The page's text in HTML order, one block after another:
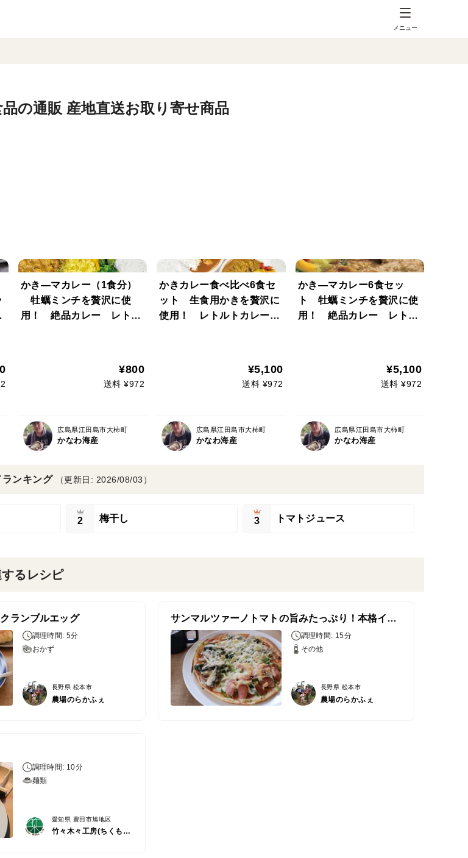
メニュー
の通販 産地直送お取り寄せ商品
かき―マカレー（1食分）
牡蠣ミンチを贅沢に使
用！ 絶品カレー レトル
¥800
送料 ¥972
広島県江田島市大柿町
かなわ海産
かきカレー食べ比べ6食セ
ット 生食用かきを贅沢に
使用！ レトルトカレー
¥5,100
送料 ¥972
広島県江田島市大柿町
かなわ海産
かき―マカレー6食セッ
ト 牡蠣ミンチを贅沢に使
用！ 絶品カレー レトル
¥5,100
送料 ¥972
広島県江田島市大柿町
かなわ海産
ンキング （更新日: 2026/08/03）
2 梅干し 3 トマトジュース
るレシピ
ランブルエッグ
調理時間: 5分
おかず
長野県 松本市
農場のらかふぇ
サンマルツァーノトマトの旨みたっぷり！本格イタリアンピザ
調理時間: 15分
その他
長野県 松本市
農場のらかふぇ
調理時間: 10分
麺類
愛知県 豊田市旭地区
竹々木々工房(ちくもくこうぼう）